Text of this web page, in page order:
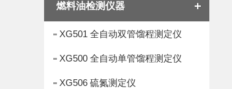
燃料油检测仪器
XG501 全自动双管馏程测定仪
XG500 全自动单管馏程测定仪
XG506 硫氮测定仪